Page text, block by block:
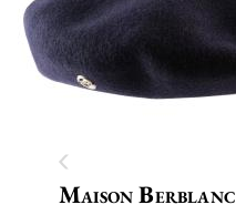
Maison Berblanc